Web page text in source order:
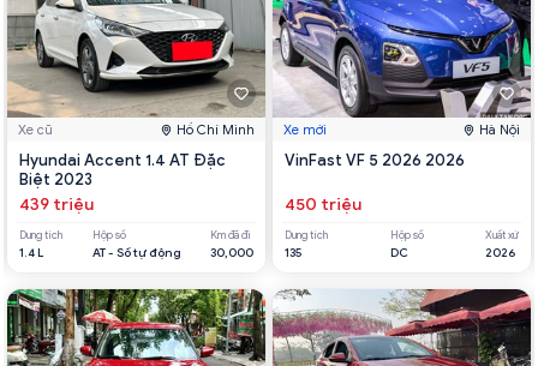
Xe cũ Hồ Chí Minh
Hyundai Accent 1.4 AT Đặc
Biệt 2023
439 triệu
Dung tích
1.4 L
Hộp số
AT - Số tự động
Km đã đi
30,000
Xe mới Hà Nội
VinFast VF 5 2026 2026
450 triệu
Dung tích
135
Hộp số
DC
Xuất xứ
2026